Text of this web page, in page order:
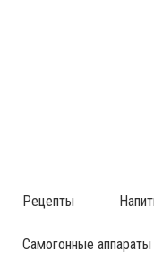
Рецепты
Самогонные аппараты